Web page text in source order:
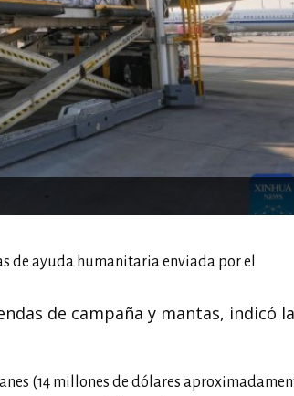
de ayuda humanitaria enviada por el
de campaña y mantas, indicó la
(14 millones de dólares